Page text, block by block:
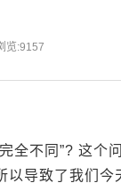
览:9157
全不同”? 这个
以导致了我们今